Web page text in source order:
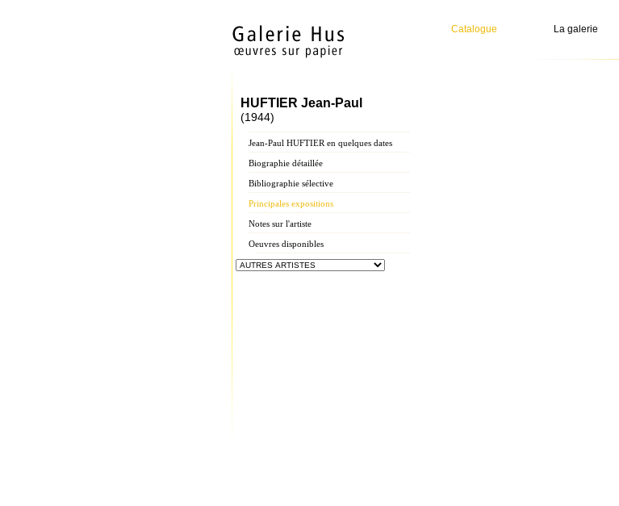
Catalogue La galerie
HUFTIER Jean-Paul
(1944)
Jean-Paul HUFTIER en quelques dates
Biographie détaillée
Bibliographie sélective
Principales expositions
Notes sur l'artiste
Oeuvres disponibles